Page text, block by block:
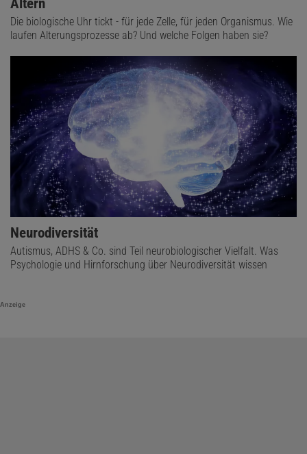
Altern
Die biologische Uhr tickt - für jede Zelle, für jeden Organismus. Wie
laufen Alterungsprozesse ab? Und welche Folgen haben sie?
Neurodiversität
Autismus, ADHS & Co. sind Teil neurobiologischer Vielfalt. Was
Psychologie und Hirnforschung über Neurodiversität wissen
Anzeige